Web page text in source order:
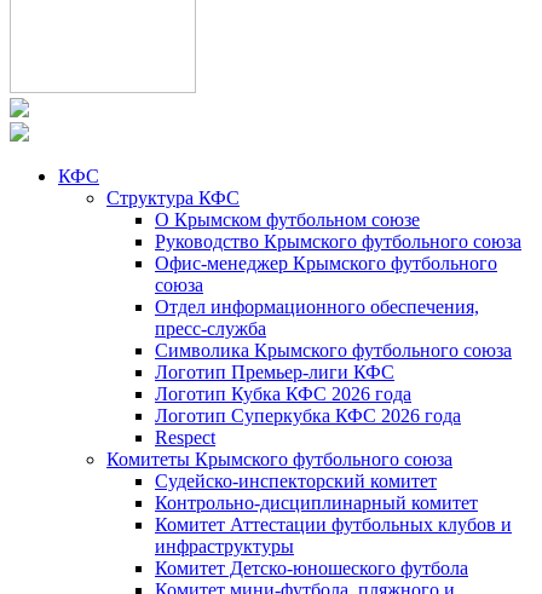
КФС
Структура КФС
О Крымском футбольном союзе
Руководство Крымского футбольного союза
Офис-менеджер Крымского футбольного
союза
Отдел информационного обеспечения,
пресс-служба
Символика Крымского футбольного союза
Логотип Премьер-лиги КФС
Логотип Кубка КФС 2026 года
Логотип Суперкубка КФС 2026 года
Respect
Комитеты Крымского футбольного союза
Судейско-инспекторский комитет
Контрольно-дисциплинарный комитет
Комитет Аттестации футбольных клубов и
инфраструктуры
Комитет Детско-юношеского футбола
Комитет мини-футбола, пляжного и